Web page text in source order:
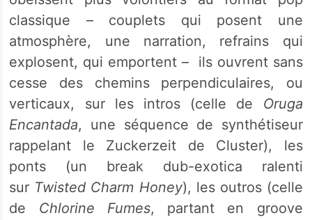
classique – couplets qui posent une
atmosphère, une narration, refrains qui
explosent, qui emportent – ils ouvrent sans
cesse des chemins perpendiculaires, ou
verticaux, sur les intros (celle de Oruga
Encantada, une séquence de synthétiseur
rappelant le Zuckerzeit de Cluster), les
ponts (un break dub-exotica ralenti
sur Twisted Charm Honey), les outros (celle
de Chlorine Fumes, partant en groove